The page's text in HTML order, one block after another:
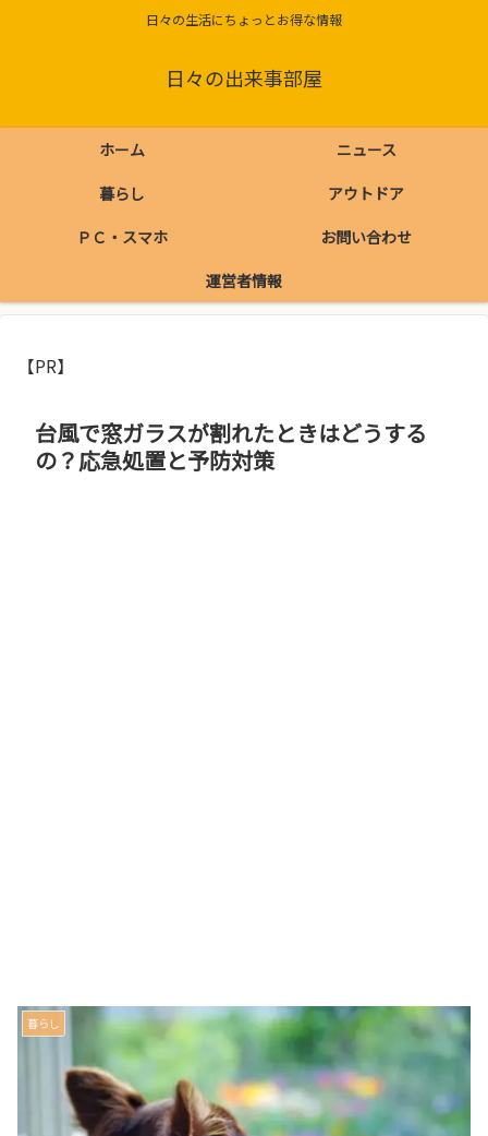
日々の生活にちょっとお得な情報
日々の出来事部屋
ホーム
ニュース
暮らし
アウトドア
ＰＣ・スマホ
お問い合わせ
運営者情報
【PR】
台風で窓ガラスが割れたときはどうする
の？応急処置と予防対策
暮らし